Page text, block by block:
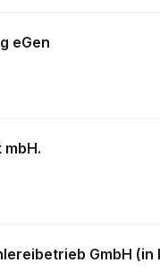
eGen
GmbH (in